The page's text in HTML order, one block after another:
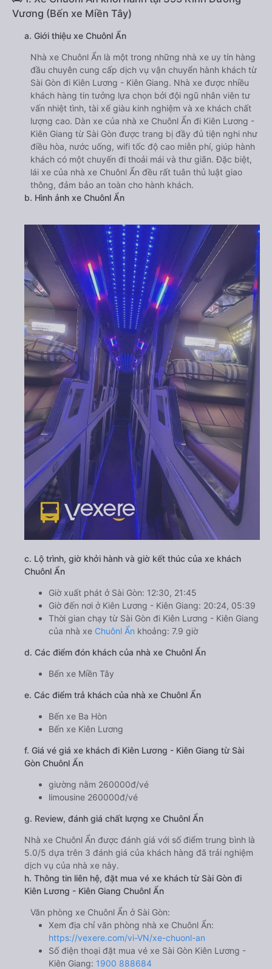
Vương (Bến xe Miền Tây)
a. Giới thiệu xe Chuônl Ẩn
Nhà xe Chuônl Ẩn là một trong những nhà xe uy tín hàng
đầu chuyên cung cấp dịch vụ vận chuyển hành khách từ
Sài Gòn đi Kiên Lương - Kiên Giang. Nhà xe được nhiều
khách hàng tin tưởng lựa chọn bởi đội ngũ nhân viên tư
vấn nhiệt tình, tài xế giàu kinh nghiệm và xe khách chất
lượng cao. Dàn xe của nhà xe Chuônl Ẩn đi Kiên Lương -
Kiên Giang từ Sài Gòn được trang bị đầy đủ tiện nghi như
điều hòa, nước uống, wifi tốc độ cao miễn phí, giúp hành
khách có một chuyến đi thoải mái và thư giãn. Đặc biệt,
lái xe của nhà xe Chuônl Ẩn đều rất tuân thủ luật giao
thông, đảm bảo an toàn cho hành khách.
b. Hình ảnh xe Chuônl Ẩn
c. Lộ trình, giờ khởi hành và giờ kết thúc của xe khách
Chuônl Ẩn
Giờ xuất phát ở Sài Gòn: 12:30, 21:45
Giờ đến nơi ở Kiên Lương - Kiên Giang: 20:24, 05:39
Thời gian chạy từ Sài Gòn đi Kiên Lương - Kiên Giang
của nhà xe Chuônl Ẩn khoảng: 7.9 giờ
d. Các điểm đón khách của nhà xe Chuônl Ẩn
Bến xe Miền Tây
e. Các điểm trả khách của nhà xe Chuônl Ẩn
Bến xe Ba Hòn
Bến xe Kiên Lương
f. Giá vé giá xe khách đi Kiên Lương - Kiên Giang từ Sài
Gòn Chuônl Ẩn
giường nằm 260000đ/vé
limousine 260000đ/vé
g. Review, đánh giá chất lượng xe Chuônl Ẩn
Nhà xe Chuônl Ẩn được đánh giá với số điểm trung bình là
5.0/5 dựa trên 3 đánh giá của khách hàng đã trải nghiệm
dịch vụ của nhà xe này.
h. Thông tin liên hệ, đặt mua vé xe khách từ Sài Gòn đi
Kiên Lương - Kiên Giang Chuônl Ẩn
Văn phòng xe Chuônl Ẩn ở Sài Gòn:
Xem địa chỉ văn phòng nhà xe Chuônl Ẩn:
https://vexere.com/vi-VN/xe-chuonl-an
Số điện thoại đặt mua vé xe Sài Gòn Kiên Lương -
Kiên Giang: 1900 888684